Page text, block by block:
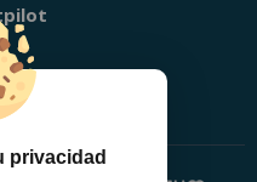
privacidad